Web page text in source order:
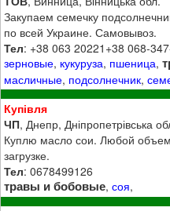
Закупаем семечку
по всей Украине. Самовывоз.
Тел: +38 063 20221+38 068-
зерновые, кукуруза, пшеница,
масличные, подсолнечник,
Купівля
ЧП, Днепр, Дніпропетрівська
Куплю масло сои. Любой
загрузке.
Тел: 0678499126
травы и бобовые,соя,